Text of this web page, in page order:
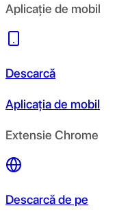
Aplicație de mobil
Descarcă
Aplicația de mobil
Extensie Chrome
Descarcă de pe